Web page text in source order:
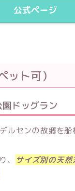
公式ページ
ット可）
ドッグラン
ルセンの故郷を
、
サイズ別の天